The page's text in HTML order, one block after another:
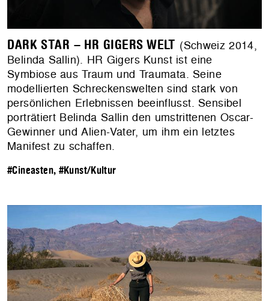
DARK STAR – HR GIGERS WELT (Schweiz 2014,
Belinda Sallin). HR Gigers Kunst ist eine
Symbiose aus Traum und Traumata. Seine
modellierten Schreckenswelten sind stark von
persönlichen Erlebnissen beeinflusst. Sensibel
porträtiert Belinda Sallin den umstrittenen Oscar-
Gewinner und Alien-Vater, um ihm ein letztes
Manifest zu schaffen.
#Cineasten, #Kunst/Kultur